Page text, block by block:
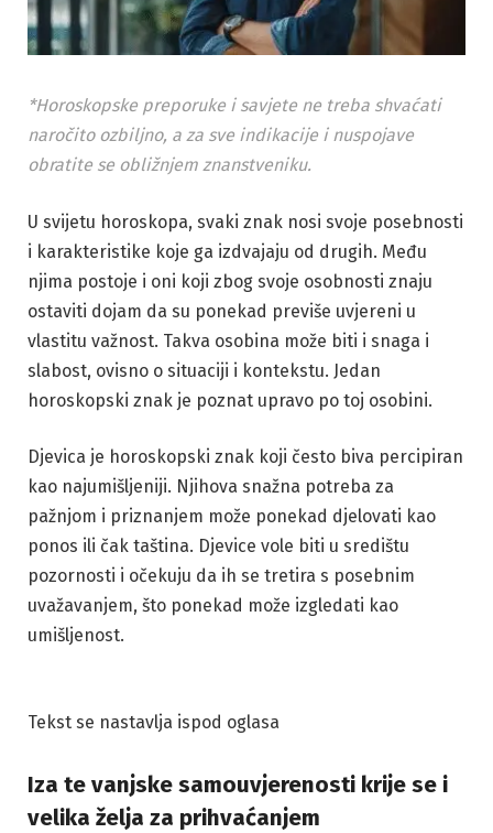
*Horoskopske preporuke i savjete ne treba shvaćati
naročito ozbiljno, a za sve indikacije i nuspojave
obratite se obližnjem znanstveniku.
U svijetu horoskopa, svaki znak nosi svoje posebnosti
i karakteristike koje ga izdvajaju od drugih. Među
njima postoje i oni koji zbog svoje osobnosti znaju
ostaviti dojam da su ponekad previše uvjereni u
vlastitu važnost. Takva osobina može biti i snaga i
slabost, ovisno o situaciji i kontekstu. Jedan
horoskopski znak je poznat upravo po toj osobini.
Djevica je horoskopski znak koji često biva percipiran
kao najumišljeniji. Njihova snažna potreba za
pažnjom i priznanjem može ponekad djelovati kao
ponos ili čak taština. Djevice vole biti u središtu
pozornosti i očekuju da ih se tretira s posebnim
uvažavanjem, što ponekad može izgledati kao
umišljenost.
Tekst se nastavlja ispod oglasa
Iza te vanjske samouvjerenosti krije se i
velika želja za prihvaćanjem